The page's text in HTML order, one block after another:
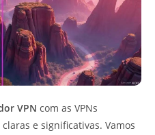
VPN com as VPNs
e significativas. Vamos